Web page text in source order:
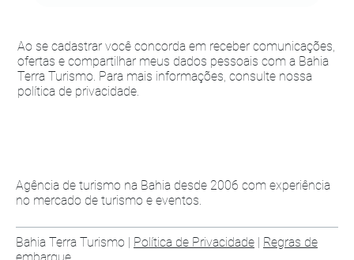
Agência de turismo na Bahia desde 2006 com experiência
no mercado de turismo e eventos.
Bahia Terra Turismo | Política de Privacidade | Regras de
embarque
Ao se cadastrar você concorda em receber comunicações,
ofertas e compartilhar meus dados pessoais com a Bahia
Terra Turismo. Para mais informações, consulte nossa
política de privacidade.